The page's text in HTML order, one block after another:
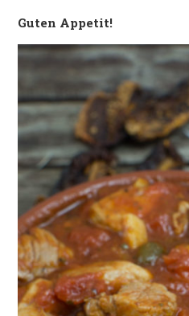
Guten Appetit!